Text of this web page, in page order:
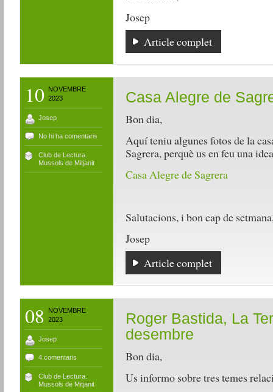
Josep
Article complet
10
NOVEMBRE
2023
Josep
No hi ha comentaris
Club de Lectura.
Mussols de Mitjanit
Casa Alegre de
Bon dia,
Aquí teniu algunes fotos de la
Sagrera, perquè us en feu una
Casa Alegre de Sagrera
Salutacions, i bon cap de
Josep
Article complet
08
NOVEMBRE
2023
Josep
4 comentaris
Club de Lectura.
Mussols de Mitjanit
Roger Bastida, La
desembre
Bon dia,
Us informo sobre tres temes